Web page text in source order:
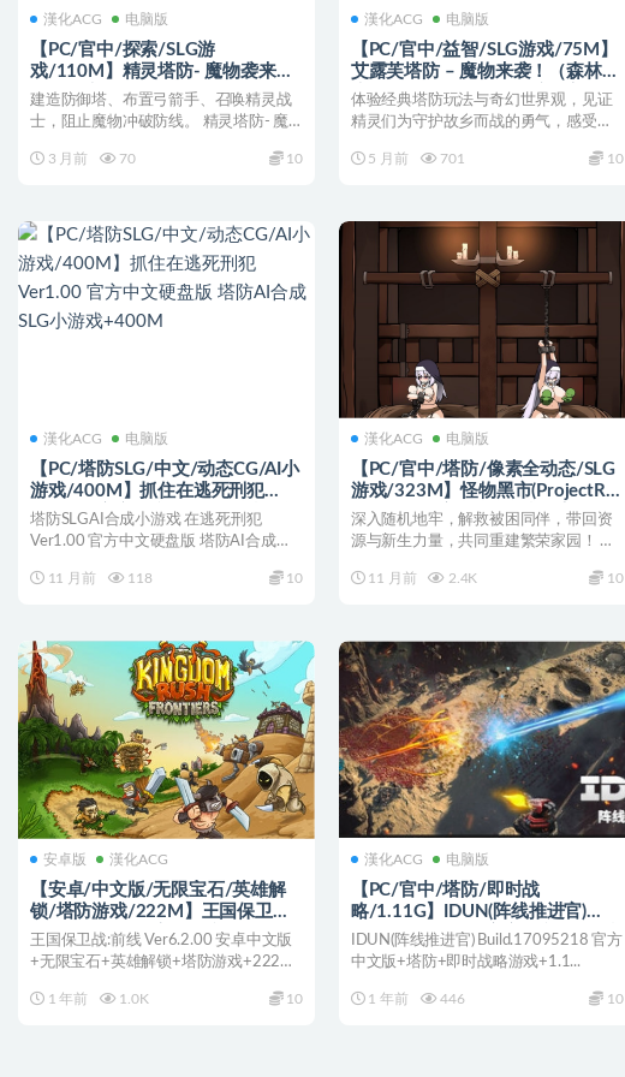
漢化ACG 电脑版
【PC/官中/探索/SLG游
戏/110M】精灵塔防- 魔物袭来！
森林村庄的大危机！（エルフTD-
の魔物襲来！森の村の大危機!）
+110M
建造防御塔、布置弓箭手、召唤精灵战
士，阻止魔物冲破防线。 精灵塔防- 魔
3 月前
70 10
漢化ACG 电脑版
【PC/官中/益智/SLG游戏/75M】
艾露芙塔防 – 魔物来袭！（森林村
庄大危机！ エルフTD- 魔物襲
来！）官中版+益智SLG游戏+75M
体验经典塔防玩法与奇幻世界观，见证
精灵们为守护故乡而战的勇气，感受这
5 月前
701 10
漢化ACG 电脑版
【PC/塔防SLG/中文/动态CG/AI小
游戏/400M】抓住在逃死刑犯
Ver1.00 官方中文硬盘版 塔防AI合
成SLG小游戏+400M
塔防SLGAI合成小游戏 在逃死刑犯
Ver1.00 官方中文硬盘版 塔防AI合成
11 月前
118 10
漢化ACG 电脑版
【PC/官中/塔防/像素全动态/SLG
游戏/323M】怪物黑市(ProjectR）
Ver0.6.0.0 官中版+塔防像素全动
态SLG游戏+323M
深入随机地牢，解救被困同伴，带回资
源与新生力量，共同重建繁荣家园！ 怪
11 月前
2.4K 10
安卓版 漢化ACG
【安卓/中文版/无限宝石/英雄解
锁/塔防游戏/222M】王国保卫战:
前线 Ver6.2.00 安卓中文版+无限
宝石+英雄解锁+塔防游戏+222M
王国保卫战:前线 Ver6.2.00 安卓中文版
+无限宝石+英雄解锁+塔防游戏+222M
1 年前
1.0K 10
漢化ACG 电脑版
【PC/官中/塔防/即时战
略/1.11G】IDUN(阵线推进官)
Build.17095218 官方中文版+塔防
+即时战略游戏+1.11G
IDUN(阵线推进官) Build.17095218 官方
中文版+塔防+即时战略游戏+1.1...
1 年前 446 10